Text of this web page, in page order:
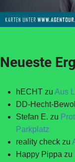
Neueste
hECHT zu Aus
DD-Hecht-
Stefan E. zu
Parkplatz
reality check zu
Happy Pippa zu